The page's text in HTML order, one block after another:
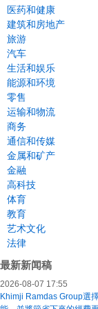
医药和健康
建筑和房地产
旅游
汽车
生活和娱乐
能源和环境
零售
运输和物流
商务
通信和传媒
金属和矿产
金融
高科技
体育
教育
艺术文化
法律
最新新闻稿
2026-08-07 17:55
Khimji Ramdas Group選